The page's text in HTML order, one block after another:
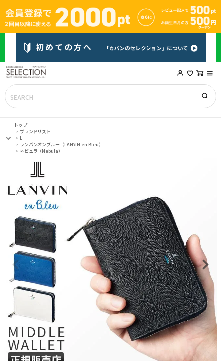
トップ
ブランドリスト
L
ランバンオンブルー（LANVIN en Bleu）
ネビュラ（Nebula）